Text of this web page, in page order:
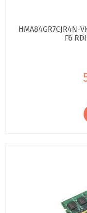
Гб